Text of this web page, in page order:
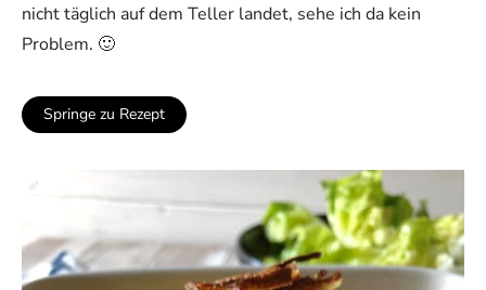
nicht täglich auf dem Teller landet, sehe ich da kein
Problem. 🙂
Springe zu Rezept